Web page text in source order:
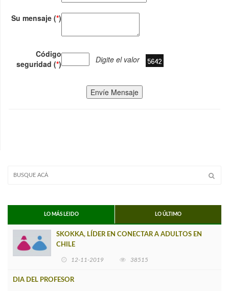
Su mensaje (*)
Código
seguridad (*) Digite el valor
Envíe Mensaje
LO MÁS LEIDO LO ÚLTIMO
SKOKKA, LÍDER EN CONECTAR A ADULTOS EN
CHILE
12-11-2019 38515
DIA DEL PROFESOR